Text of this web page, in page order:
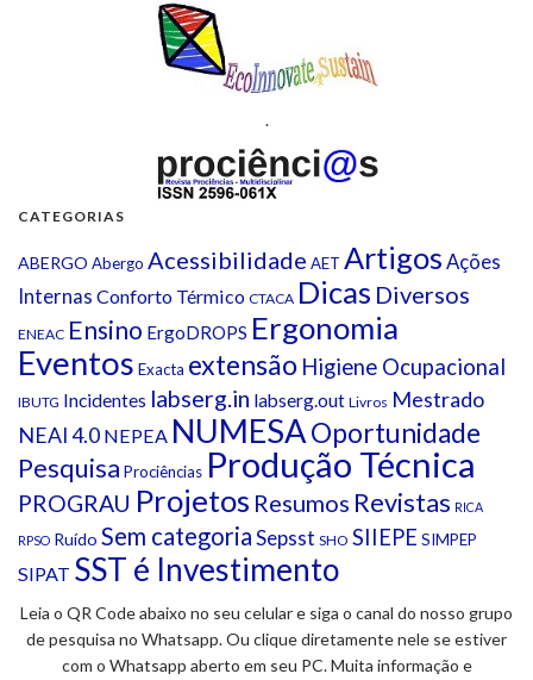
.
CATEGORIAS
ABERGO Abergo Acessibilidade AET ArtigosAções
Internas Conforto Térmico CTACA Dicas Diversos
ENEAC Ensino ErgoDROPS Ergonomia
Eventos Exacta extensão Higiene Ocupacional
IBUTG Incidentes labserg.in labserg.out Livros Mestrado
NEAI 4.0 NEPEA NUMESAOportunidade
Pesquisa Prociências Produção Técnica
PROGRAU Projetos Resumos Revistas RICA
RPSO Ruído Sem categoriaSepsst SHO SIIEPE SIMPEP
SIPAT SST é Investimento
Leia o QR Code abaixo no seu celular e siga o canal do nosso grupo
de pesquisa no Whatsapp. Ou clique diretamente nele se estiver
com o Whatsapp aberto em seu PC. Muita informação e